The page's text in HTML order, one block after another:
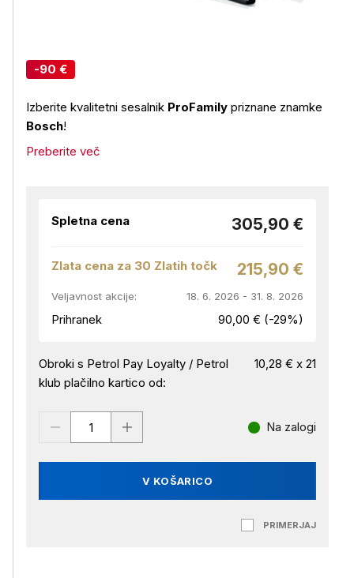
-90 €
Izberite kvalitetni sesalnik ProFamily priznane znamke
Bosch!
Preberite več
Spletna cena 305,90 €
Zlata cena za 30 Zlatih točk 215,90 €
Veljavnost akcije: 18. 6. 2026 - 31. 8. 2026
Prihranek 90,00 € (-29%)
Obroki s Petrol Pay Loyalty / Petrol
klub plačilno kartico od:
10,28 € x 21
V KOŠARICO
Na zalogi
PRIMERJAJ